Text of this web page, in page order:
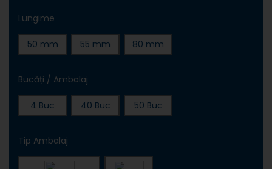
Lungime
50 mm 55 mm 80 mm
Bucăți / Ambalaj
4 Buc 40 Buc 50 Buc
Tip Ambalaj